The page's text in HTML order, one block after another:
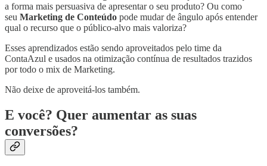
a forma mais persuasiva de apresentar o seu produto? Ou como
seu Marketing de Conteúdo pode mudar de ângulo após entender
qual o recurso que o público-alvo mais valoriza?
Esses aprendizados estão sendo aproveitados pelo time da
ContaAzul e usados na otimização contínua de resultados trazidos
por todo o mix de Marketing.
Não deixe de aproveitá-los também.
E você? Quer aumentar as suas
conversões?